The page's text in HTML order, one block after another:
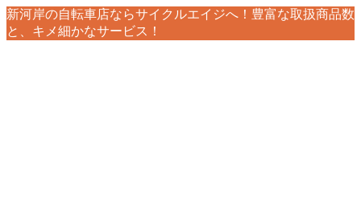
新河岸の自転車店ならサイクルエイジへ！豊富な取扱商品数
と、キメ細かなサービス！